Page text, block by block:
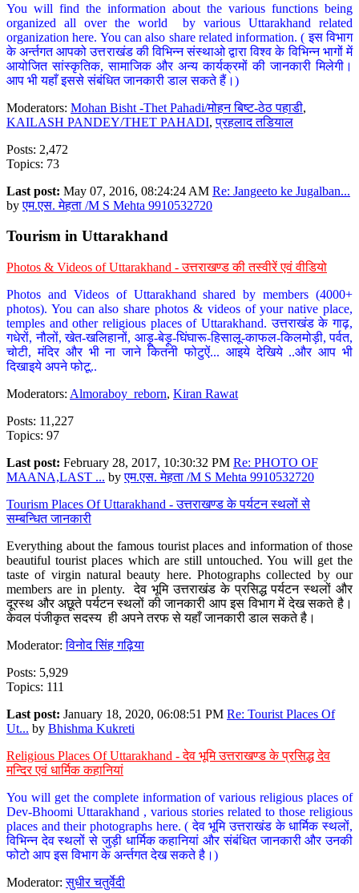
You will find the information about the various functions being
organized all over the world by various Uttarakhand related
organization here. You can also share related information. ( इस विभाग
के अर्न्तगत आपको उत्तराखंड की विभिन्न संस्थाओ द्वारा विश्व के विभिन्न भागों में
आयोजित सांस्कृतिक, सामाजिक और अन्य कार्यक्रमों की जानकारी मिलेगी।
आप भी यहाँ इससे संबंधित जानकारी डाल सकते हैं।)
Moderators: Mohan Bisht -Thet Pahadi/मोहन बिष्ट-ठेठ पहाडी,
KAILASH PANDEY/THET PAHADI,प्रहलाद तडियाल
Posts: 2,472
Topics: 73
Last post: May 07, 2016, 08:24:24 AM Re: Jangeeto ke Jugalban...
byएम.एस. मेहता /M S Mehta 9910532720
Tourism in Uttarakhand
Photos & Videos of Uttarakhand - उत्तराखण्ड की तस्वीरें एवं वीडियो
Photos and Videos of Uttarakhand shared by members (4000+
photos). You can also share photos & videos of your native place,
temples and other religious places of Uttarakhand. उत्तराखंड के गाढ़,
गधेरों, नौलों, खेत-खलिहानों, आड़ू-बेड़ू-घिंघारू-हिसालू-काफल-किलमोड़ी, पर्वत,
चोटी, मंदिर और भी ना जाने कितनी फोटुऐं... आइये देखिये ..और आप भी
दिखाइये अपने फोटू..
Moderators: Almoraboy_reborn, Kiran Rawat
Posts: 11,227
Topics: 97
Last post: February 28, 2017, 10:30:32 PM Re: PHOTO OF
MAANA,LAST ... byएम.एस. मेहता /M S Mehta 9910532720
Tourism Places Of Uttarakhand - उत्तराखण्ड के पर्यटन स्थलों से
सम्बन्धित जानकारी
Everything about the famous tourist places and information of those
beautiful tourist places which are still untouched. You will get the
taste of virgin natural beauty here. Photographs collected by our
members are in plenty. देव भूमि उत्तराखंड के प्रसिद्ध पर्यटन स्थलों और
दूरस्थ और अछूते पर्यटन स्थलों की जानकारी आप इस विभाग में देख सकते है।
केवल पंजीकृत सदस्य ही अपने तरफ से यहाँ जानकारी डाल सकते है।
Moderator:विनोद सिंह गढ़िया
Posts: 5,929
Topics: 111
Last post: January 18, 2020, 06:08:51 PM Re: Tourist Places Of
Ut... by Bhishma Kukreti
Religious Places Of Uttarakhand - देव भूमि उत्तराखण्ड के प्रसिद्ध देव
मन्दिर एवं धार्मिक कहानियां
You will get the complete information of various religious places of
Dev-Bhoomi Uttarakhand , various stories related to those religious
places and their photographs here. ( देव भूमि उत्तराखंड के धार्मिक स्थलों,
विभिन्न देव स्थलों से जुड़ी धार्मिक कहानियां और संबंधित जानकारी और उनकी
फोटो आप इस विभाग के अर्न्तगत देख सकते है।)
Moderator:सुधीर चतुर्वेदी